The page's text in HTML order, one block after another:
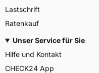
Lastschrift
Ratenkauf
Unser Service für Sie
Hilfe und Kontakt
CHECK24 App